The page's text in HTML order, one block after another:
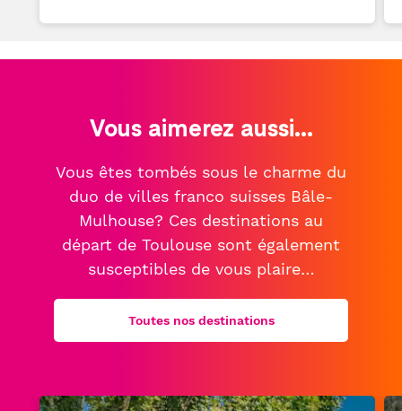
Vous aimerez aussi...
Vous êtes tombés sous le charme du
duo de villes franco suisses Bâle-
Mulhouse? Ces destinations au
départ de Toulouse sont également
susceptibles de vous plaire…
Toutes nos destinations